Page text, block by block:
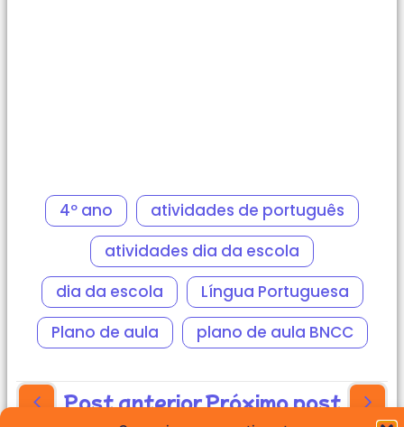
4º ano
atividades de português
atividades dia da escola
dia da escola
Língua Portuguesa
Plano de aula
plano de aula BNCC
Post anteriorPróximo post